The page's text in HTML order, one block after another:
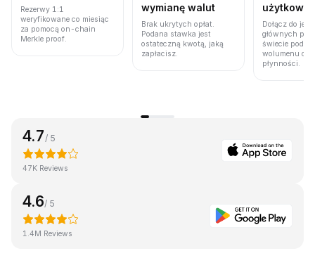
Rezerwy 1:1
weryfikowane co miesiąc
za pomocą on-chain
Merkle proof.
wymianę walut
Brak ukrytych opłat.
Podana stawka jest
ostateczną kwotą, jaką
zapłacisz.
Dołącz do
głównych
świecie pod
wolumenu
płynności.
4.7 / 5
47K Reviews
4.6/ 5
1.4M Reviews